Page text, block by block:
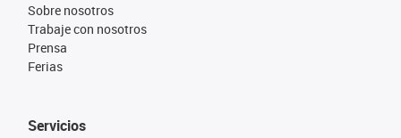
Sobre nosotros
Trabaje con nosotros
Prensa
Ferias
Servicios